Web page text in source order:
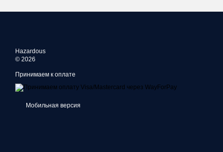
Hazardous
© 2026
Принимаем к оплате
Мобильная версия